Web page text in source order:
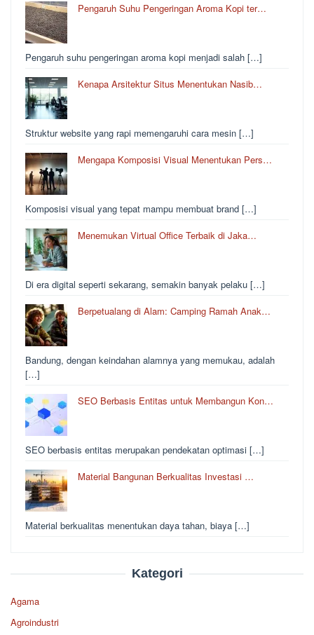
Pengaruh Suhu Pengeringan Aroma Kopi ter…
Pengaruh suhu pengeringan aroma kopi menjadi salah […]
Kenapa Arsitektur Situs Menentukan Nasib…
Struktur website yang rapi memengaruhi cara mesin […]
Mengapa Komposisi Visual Menentukan Pers…
Komposisi visual yang tepat mampu membuat brand […]
Menemukan Virtual Office Terbaik di Jaka…
Di era digital seperti sekarang, semakin banyak pelaku […]
Berpetualang di Alam: Camping Ramah Anak…
Bandung, dengan keindahan alamnya yang memukau, adalah
[…]
SEO Berbasis Entitas untuk Membangun Kon…
SEO berbasis entitas merupakan pendekatan optimasi […]
Material Bangunan Berkualitas Investasi …
Material berkualitas menentukan daya tahan, biaya […]
Kategori
Agama
Agroindustri